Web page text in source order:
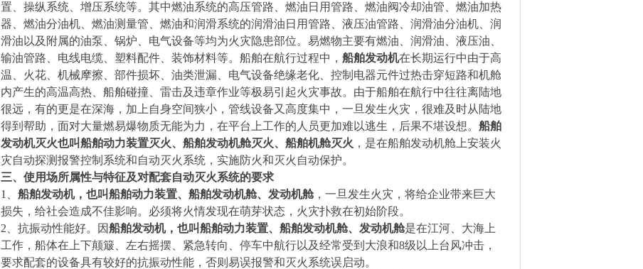
置、操纵系统、增压系统等。其中燃油系统的高压管路、燃油日用管路、燃油阀冷却油管、燃油加热
器、燃油分油机、燃油测量管、燃油和润滑系统的润滑油日用管路、液压油管路、润滑油分油机、润
滑油以及附属的油泵、锅炉、电气设备等均为火灾隐患部位。易燃物主要有燃油、润滑油、液压油、
输油管路、电线电缆、塑料配件、装饰材料等。船舶在航行过程中， 船舶发动机在长期运行中由于高
温、火花、机械摩擦、部件损坏、油类泄漏、电气设备绝缘老化、控制电器元件过热击穿短路和机舱
内产生的高温高热、船舶碰撞、雷击及违章作业等极易引起火灾事故。由于船舶在航行中往往离陆地
很远，有的更是在深海，加上自身空间狭小，管线设备又高度集中，一旦发生火灾，很难及时从陆地
得到帮助，面对大量燃易爆物质无能为力，在平台上工作的人员更加难以逃生，后果不堪设想。 船舶
发动机灭火也叫船舶动力装置灭火、船舶发动机舱灭火、船舶机舱灭火 ，是在船舶发动机舱上安装火
灾自动探测报警控制系统和自动灭火系统，实施防火和灭火自动保护。
三、使用场所属性与特征及对配套自动灭火系统的要求
1
船舶发动机，也叫船舶动力装置、船舶发动机舱、发动机舱，一旦发生火灾，将给企业带来巨大
损失，给社会造成不佳影响。必须将火情发现在萌芽状态，火灾扑救在初始阶段。
2 、抗振动性能好。因船舶发动机，也叫船舶动力装置、船舶发动机舱、发动机舱是在江河、大海上
工作，船体在上下颠簸、左右摇摆、紧急转向、停车中航行以及经常受到大浪和8级以上台风冲击，
要求配套的设备具有较好的抗振动性能，否则易误报警和灭火系统误启动。